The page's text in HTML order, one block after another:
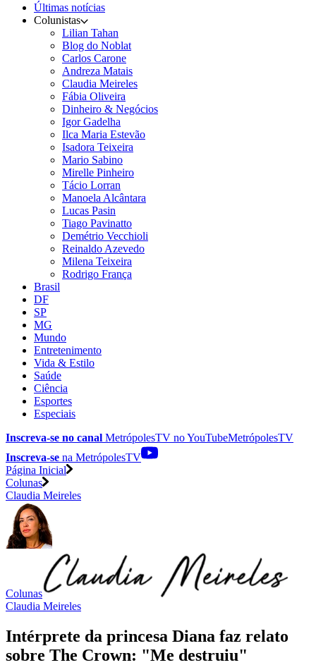
Últimas notícias
Colunistas
Lilian Tahan
Blog do Noblat
Carlos Carone
Andreza Matais
Claudia Meireles
Fábia Oliveira
Dinheiro & Negócios
Igor Gadelha
Ilca Maria Estevão
Isadora Teixeira
Mario Sabino
Mirelle Pinheiro
Tácio Lorran
Manoela Alcântara
Lucas Pasin
Tiago Pavinatto
Demétrio Vecchioli
Reinaldo Azevedo
Milena Teixeira
Rodrigo França
Brasil
DF
SP
MG
Mundo
Entretenimento
Vida & Estilo
Saúde
Ciência
Esportes
Especiais
Inscreva-se no canal MetrópolesTV noYouTubeMetrópolesTV
Inscreva-se na MetrópolesTV
Página Inicial
Colunas
Claudia Meireles
Colunas
Claudia Meireles
Intérprete da princesa Diana faz relato
sobre The Crown: "Me destruiu"